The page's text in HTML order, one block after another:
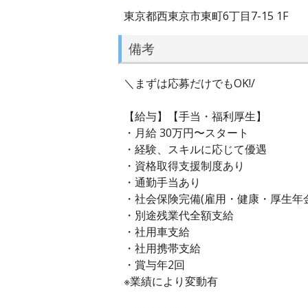
東京都西東京市東町6丁目7-15 1F
備考
＼まずは応募だけでもOK!/
【給与】【手当・福利厚生】
・月給 30万円〜スタート
・経験、スキルに応じて優遇
・資格取得支援制度あり
・通勤手当あり
・社会保険完備(雇用・健康・厚生年
・別途残業代全額支給
・社用車支給
・社用携帯支給
・賞与年2回
※業績により変動有